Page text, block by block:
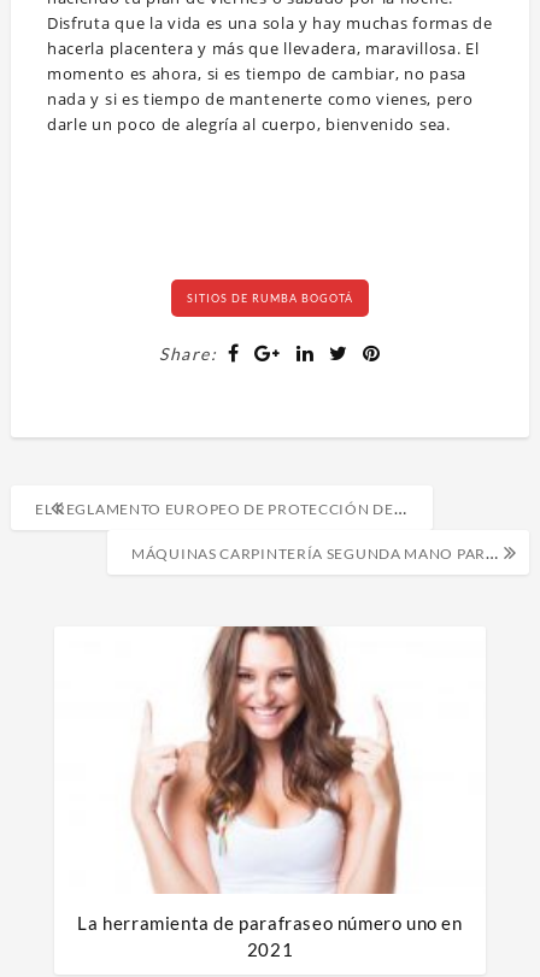
Disfruta que la vida es una sola y hay muchas formas de
hacerla placentera y más que llevadera, maravillosa. El
momento es ahora, si es tiempo de cambiar, no pasa
nada y si es tiempo de mantenerte como vienes, pero
darle un poco de alegría al cuerpo, bienvenido sea.
SITIOS DE RUMBA BOGOTÁ
Share:
Navegación
de
entradas
EL REGLAMENTO EUROPEO DE PROTECCIÓN DE DATOS SE ESPERA PARA 2018
MÁQUINAS CARPINTERÍA SEGUNDA MANO PARA COMENZAR TU NEGOCIO
La herramienta de parafraseo número uno en
2021